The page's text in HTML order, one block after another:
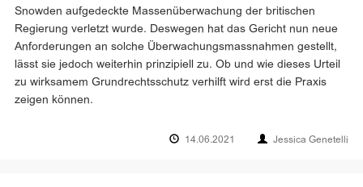
Snowden aufgedeckte Massenüberwachung der britischen
Regierung verletzt wurde. Deswegen hat das Gericht nun neue
Anforderungen an solche Überwachungsmassnahmen gestellt,
lässt sie jedoch weiterhin prinzipiell zu. Ob und wie dieses Urteil
zu wirksamem Grundrechtsschutz verhilft wird erst die Praxis
zeigen können.
14.06.2021 Jessica Genetelli